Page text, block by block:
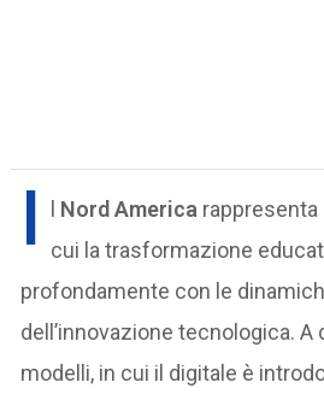
I Nord America
cui la trasformazione
profondamente con le
dell’innovazione tecnologica.
modelli, in cui il digitale è